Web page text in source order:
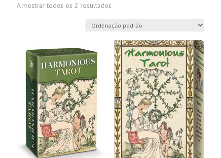
A mostrar todos os 2 resultados